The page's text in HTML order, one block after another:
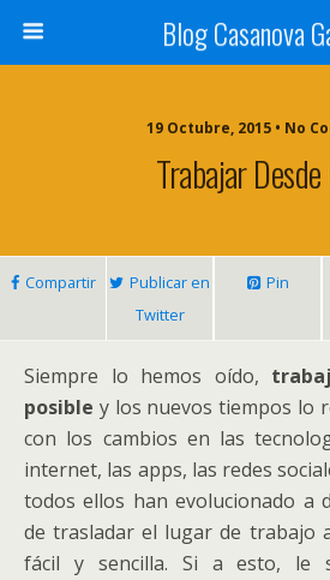
Blog Casanova
19 Octubre, 2015 • No
Trabajar Desde
Compartir
Publicar en
Twitter
Pin
Siempre lo hemos oído,
posible y los nuevos tiempos lo
con los cambios en las
internet, las apps, las redes
todos ellos han evolucionado a
de trasladar el lugar de trabajo
fácil y sencilla. Si a esto, le